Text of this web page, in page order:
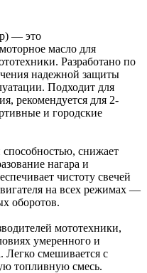
— это
масло для
Разработано по
надежной защиты
Подходит для
рекомендуется для 2-
и городские
снижает
нагара и
чистоту свечей
на всех режимах —
оборотов.
мототехники,
умеренного и
Легко смешивается с
топливную смесь.